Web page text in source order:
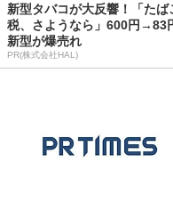
新型タバコが大反響！「たば
税、さようなら」600円→83
新型が爆売れ
PR(株式会社HAL)